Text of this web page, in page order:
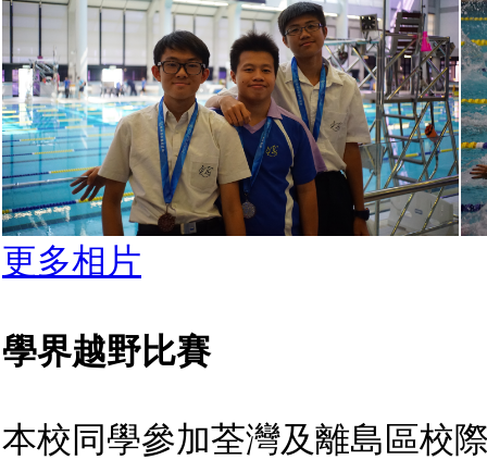
更多相片
學界越野比賽
本校同學參加荃灣及離島區校